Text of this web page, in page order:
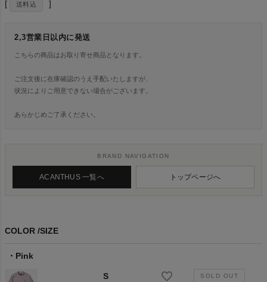
送料込
2,3営業日以内に発送
こちらの商品はお取り寄せ商品となります。
ご注文後に在庫確認のうえ手配いたしますが、
状況によりご用意できない場合がございます。
あらかじめご了承ください。
BRAND NAVIGATION
ACANTHUS 一覧へ トップページへ
COLOR SIZE
Pink
S